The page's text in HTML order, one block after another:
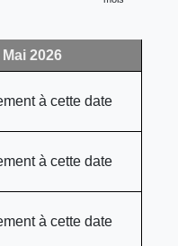
2026
à cette date
à cette date
à cette date